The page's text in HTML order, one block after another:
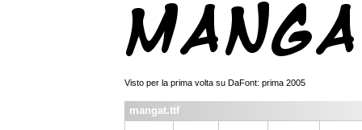
Visto per la prima volta su DaFont: prima 2005
mangat.ttf